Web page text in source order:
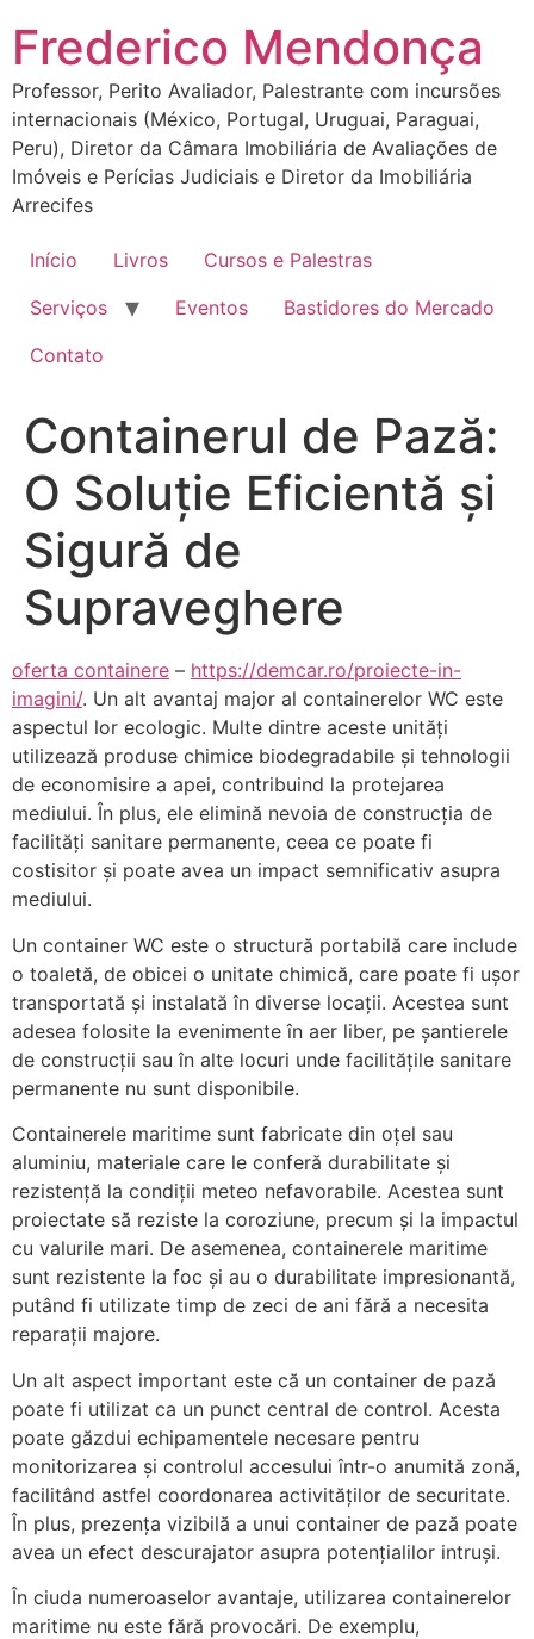
para
conteúdo
Frederico Mendonça
Professor, Perito Avaliador, Palestrante com incursões
internacionais (México, Portugal, Uruguai, Paraguai,
Peru), Diretor da Câmara Imobiliária de Avaliações de
Imóveis e Perícias Judiciais e Diretor da Imobiliária
Arrecifes
Início Livros
Cursos e Palestras
Serviços
Eventos
Bastidores do Mercado
Contato
Containerul de Pază:
O Soluție Eficientă și
Sigură de
Supraveghere
oferta containere – https://demcar.ro/proiecte-in-
imagini/. Un alt avantaj major al containerelor WC este
aspectul lor ecologic. Multe dintre aceste unități
utilizează produse chimice biodegradabile și tehnologii
de economisire a apei, contribuind la protejarea
mediului. În plus, ele elimină nevoia de construcția de
facilități sanitare permanente, ceea ce poate fi
costisitor și poate avea un impact semnificativ asupra
mediului.
Un container WC este o structură portabilă care include
o toaletă, de obicei o unitate chimică, care poate fi ușor
transportată și instalată în diverse locații. Acestea sunt
adesea folosite la evenimente în aer liber, pe șantierele
de construcții sau în alte locuri unde facilitățile sanitare
permanente nu sunt disponibile.
Containerele maritime sunt fabricate din oțel sau
aluminiu, materiale care le conferă durabilitate și
rezistență la condiții meteo nefavorabile. Acestea sunt
proiectate să reziste la coroziune, precum și la impactul
cu valurile mari. De asemenea, containerele maritime
sunt rezistente la foc și au o durabilitate impresionantă,
putând fi utilizate timp de zeci de ani fără a necesita
reparații majore.
Un alt aspect important este că un container de pază
poate fi utilizat ca un punct central de control. Acesta
poate găzdui echipamentele necesare pentru
monitorizarea și controlul accesului într-o anumită zonă,
facilitând astfel coordonarea activităților de securitate.
În plus, prezența vizibilă a unui container de pază poate
avea un efect descurajator asupra potențialilor intruși.
În ciuda numeroaselor avantaje, utilizarea containerelor
maritime nu este fără provocări. De exemplu,